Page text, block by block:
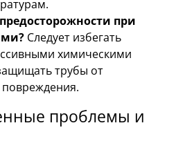
при
Следует избегать
химическими
трубы от
проблемы и